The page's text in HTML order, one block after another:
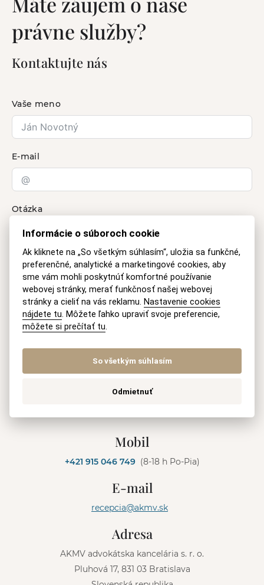
právne služby?
Kontaktujte nás
Vaše meno
E-mail
Otázka
Informácie o spracúvaníosobných údajov
ODOSLAŤ
A
Mobil
+421 915 046 749 (8-18 h Po-Pia)
E-mail
recepcia@akmv.sk
Adresa
AKMV advokátska kancelária s. r. o.
Pluhová 17, 831 03 Bratislava
Informácie o súboroch cookie
Ak kliknete na „So všetkým súhlasím“, uložia sa funkčné,
preferenčné, analytické a marketingové cookies, aby
sme vám mohli poskytnúť komfortné používanie
webovej stránky, merať funkčnosť našej webovej
stránky a cieliť na vás reklamu. Nastavenie cookies
nájdete tu. Môžete ľahko upraviť svoje preferencie,
môžete si prečítať tu.
So všetkým súhlasím
Odmietnuť